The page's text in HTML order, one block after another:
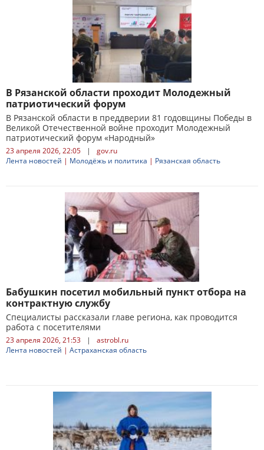
В Рязанской области проходит Молодежный
патриотический форум
В Рязанской области в преддверии 81 годовщины Победы в
Великой Отечественной войне проходит Молодежный
патриотический форум «Народный»
23 апреля 2026, 22:05 |
gov.ru
Лента новостей | Молодёжь и политика | Рязанская область
Бабушкин посетил мобильный пункт отбора на
контрактную службу
Специалисты рассказали главе региона, как проводится
работа с посетителями
23 апреля 2026, 21:53 |
astrobl.ru
Лента новостей | Астраханская область